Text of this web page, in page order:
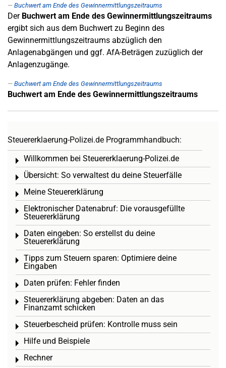
Buchwert am Ende des Gewinnermittlungszeitraums
Der Buchwert am Ende des Gewinnermittlungszeitraums
ergibt sich aus dem Buchwert zu Beginn des
Gewinnermittlungszeitraums abzüglich den
Anlagenabgängen und ggf. AfA-Beträgen zuzüglich der
Anlagenzugänge.
Buchwert am Ende des Gewinnermittlungszeitraums
Buchwert am Ende des Gewinnermittlungszeitraums
Steuererklaerung-Polizei.de Programmhandbuch:
Willkommen bei Steuererklaerung-Polizei.de
Toggle menu
Übersicht: So verwaltest du deine Steuerfälle
Toggle menu
Meine Steuererklärung
Toggle menu
Elektronischer Datenabruf: Die vorausgefüllte
Steuererklärung
Toggle menu
Daten eingeben: So erstellst du deine
Steuererklärung
Toggle menu
Tipps zum Steuern sparen: Optimiere deine
Eingaben
Toggle menu
Daten prüfen: Fehler finden
Toggle menu
Steuererklärung abgeben: Daten an das
Finanzamt schicken
Toggle menu
Steuerbescheid prüfen: Kontrolle muss sein
Toggle menu
Hilfe und Beispiele
Toggle menu
Rechner
Toggle menu